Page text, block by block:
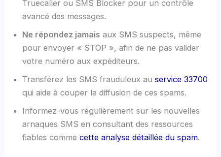
Truecaller ou SMS Blocker pour un contrôle
avancé des messages.
Ne répondez jamais aux SMS suspects, même
pour envoyer « STOP », afin de ne pas valider
votre numéro aux expéditeurs.
Transférez les SMS frauduleux auservice 33700
qui aide à couper la diffusion de ces spams.
Informez-vous régulièrement sur les nouvelles
arnaques SMS en consultant des ressources
fiables commecette analyse détaillée du spam.